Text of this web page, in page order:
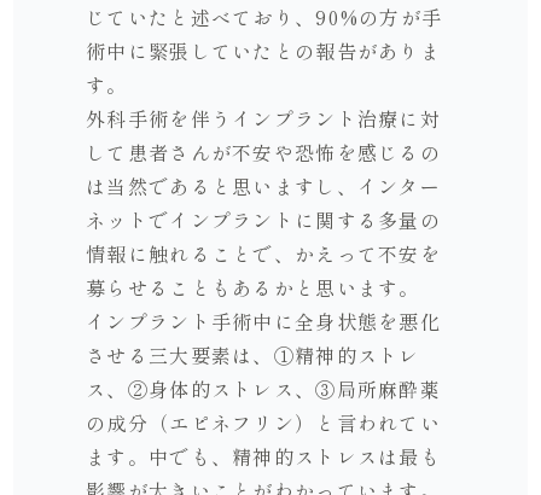
じていたと述べており、90%の方が手
術中に緊張していたとの報告がありま
す。
外科手術を伴うインプラント治療に対
して患者さんが不安や恐怖を感じるの
は当然であると思いますし、インター
ネットでインプラントに関する多量の
情報に触れることで、かえって不安を
募らせることもあるかと思います。
インプラント手術中に全身状態を悪化
させる三大要素は、①精神的ストレ
ス、②身体的ストレス、③局所麻酔薬
の成分（エピネフリン）と言われてい
ます。中でも、精神的ストレスは最も